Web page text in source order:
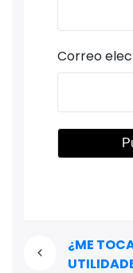
Correo
¿ME